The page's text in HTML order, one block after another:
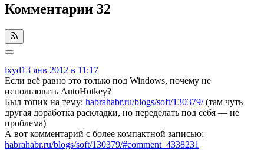
Комментарии 32
lxyd13 янв 2012 в 11:17
Если всё равно это только под Windows, почему не
использовать AutoHotkey?
Был топик на тему: habrahabr.ru/blogs/soft/130379/(там чуть
другая доработка раскладки, но переделать под себя — не
проблема)
А вот комментарий с более компактной записью:
habrahabr.ru/blogs/soft/130379/#comment_4338231